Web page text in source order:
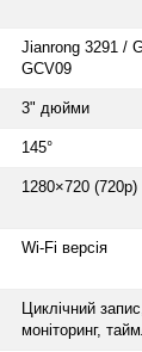
Jianrong 3291 /
GCV09
3" дюйми
145°
1280×720 (720p)
Wi-Fi версія
Циклічний
моніторинг,